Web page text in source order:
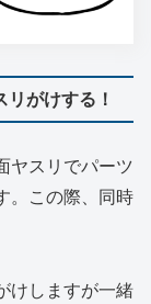
がけする！
ヤスリでパーツ
。この際、同時
けしますが一緒